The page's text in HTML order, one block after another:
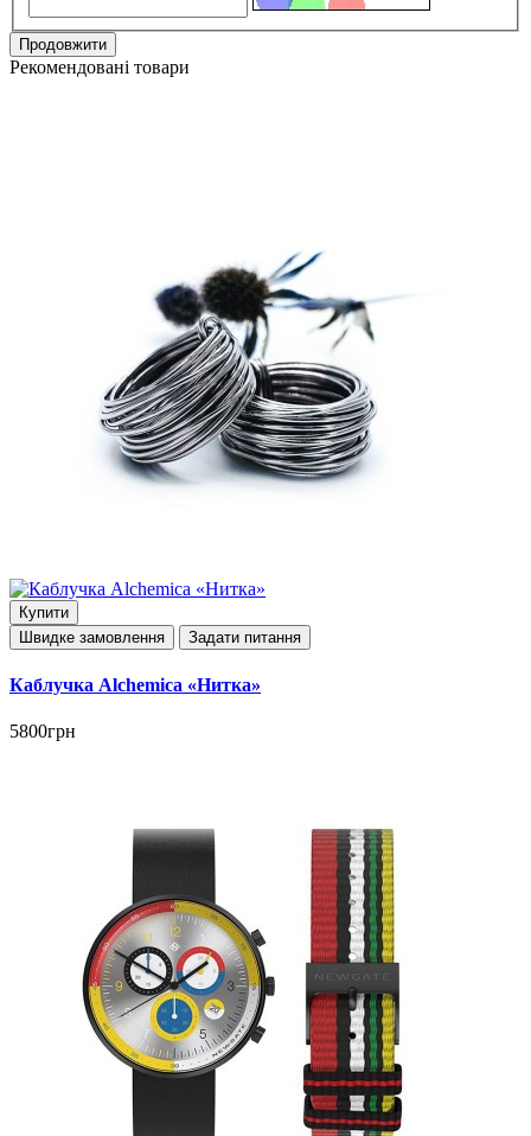
Продовжити
Рекомендовані товари
Купити
Швидке замовлення
Задати питання
Каблучка Alchemica «Нитка»
5800грн